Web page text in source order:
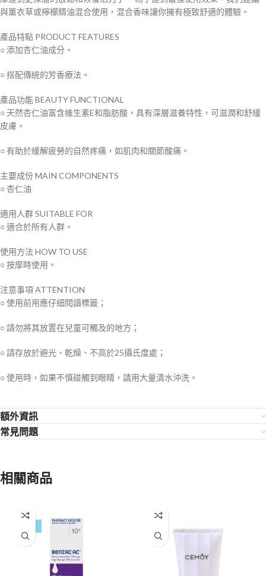
與薰衣草或檸檬精油混合使用，混合香味讓你擁有極致舒適的體驗。
產品特點 PRODUCT FEATURES
○ 添加杏仁油成分。
○ 搭配傳統的芳香療法。
產品功能 BEAUTY FUNCTIONAL
○ 天然杏仁油富含維生素E和脂肪酸，具有深層滋養特性，可滋潤和舒緩
皮膚。
○ 有助於緩解疲勞的自然疼痛，如肌肉和關節酸痛。
主要成份MAIN COMPONENTS
○ 杏仁油
適用人群SUITABLE FOR
○ 適合於所有人群。
使用方法 HOW TO USE
○ 按摩時使用。
注意事項ATTENTION
○ 使用前用應仔細閱讀標籤；
○ 請勿將其放置在兒童可觸及的地方；
○ 請存放於避光、乾燥、不高於25攝氏度處；
○ 使用時，如果不慎碰觸到眼睛，請用大量清水沖洗。
額外資訊
常見問題
相關商品